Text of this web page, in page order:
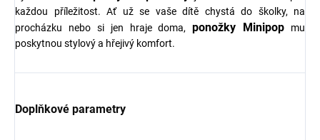
každou příležitost. Ať už se vaše dítě chystá do školky, na
procházku nebo si jen hraje doma,ponožky Minipop mu
poskytnou stylový a hřejivý komfort.
Doplňkové parametry